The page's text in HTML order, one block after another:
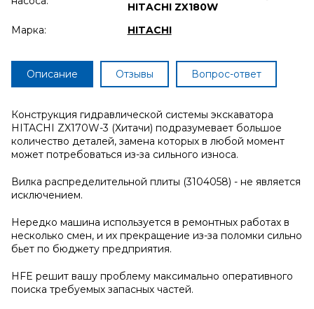
HITACHI ZX180W
Марка:
HITACHI
Описание Отзывы Вопрос-ответ
Конструкция гидравлической системы экскаватора
HITACHI ZX170W-3 (Хитачи) подразумевает большое
количество деталей, замена которых в любой момент
может потребоваться из-за сильного износа.
Вилка распределительной плиты (3104058) - не является
исключением.
Нередко машина используется в ремонтных работах в
несколько смен, и их прекращение из-за поломки сильно
бьет по бюджету предприятия.
HFE решит вашу проблему максимально оперативного
поиска требуемых запасных частей.